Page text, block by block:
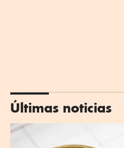
Últimas noticias